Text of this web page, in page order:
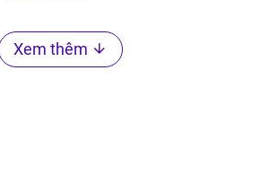
Xem thêm